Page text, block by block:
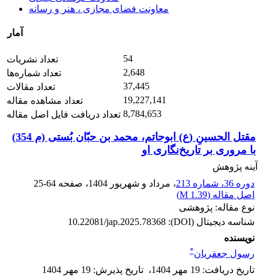
معاونت فضای مجازی ، هنر و رسانه
آمار
تعداد نشریات
54
تعداد شماره‌ها
2,648
تعداد مقالات
37,445
تعداد مشاهده مقاله
19,227,141
تعداد دریافت فایل اصل مقاله 8,784,653
مقتل الحسینِ (ع) ابوحاتم، محمد بن حبّان بُستی (م 354)
با مروری بر تاریخ‌نگاری او
آینه پژوهش
دوره 36، شماره 213
، مرداد و شهریور 1404 ، صفحه 25-64
اصل مقاله (1.39 M
)
نوع مقاله: پژوهشی
شناسه دیجیتال (DOI):
10.22081/jap.2025.78368
نویسنده
رسول جعفریان*
تاریخ دریافت: 19 مهر 1404 ، تاریخ پذیرش: 19 مهر 1404